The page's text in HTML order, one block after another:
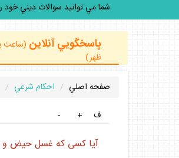
شما مي توانيد سوالات ديني خود را به سامانه
پاسخگويي آنلاين
ظهر)
صفحه اصلي احكام شرعي
ف
+
-
آيا كسى كه غسل حيض و